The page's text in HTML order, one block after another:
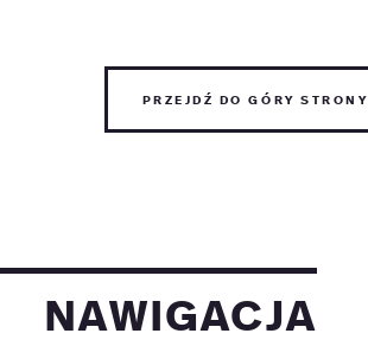
przejdź do góry
nawigacja